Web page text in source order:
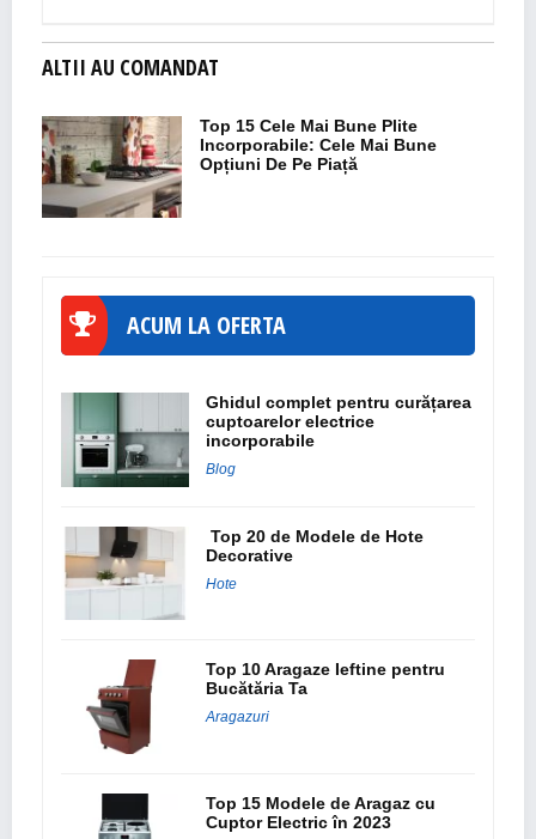
ALTII AU COMANDAT
Top 15 Cele Mai Bune Plite
Incorporabile: Cele Mai Bune
Opțiuni De Pe Piață
ACUM LA OFERTA
Ghidul complet pentru curățarea
cuptoarelor electrice
incorporabile
Blog
Top 20 de Modele de Hote
Decorative
Hote
Top 10 Aragaze Ieftine pentru
Bucătăria Ta
Aragazuri
Top 15 Modele de Aragaz cu
Cuptor Electric în 2023